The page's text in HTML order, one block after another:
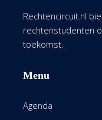
Rechtencircuit.nl
rechtenstudenten
toekomst.
Menu
Agenda